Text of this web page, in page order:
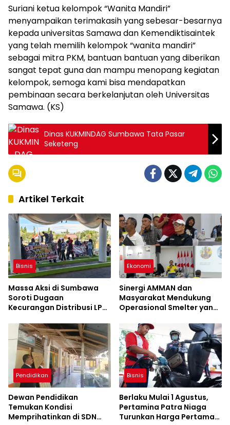
Suriani ketua kelompok “Wanita Mandiri”
menyampaikan terimakasih yang sebesar-besarnya
kepada universitas Samawa dan Kemendiktisaintek
yang telah memilih kelompok “wanita mandiri”
sebagai mitra PKM, bantuan bantuan yang diberikan
sangat tepat guna dan mampu menopang kegiatan
kelompok, semoga kami bisa mendapatkan
pembinaan secara berkelanjutan oleh Universitas
Samawa. (KS)
Dinas KUKMINDAG Sumbawa Tata Pasar
Seketeng
Artikel Terkait
Bisnis
Massa Aksi di Sumbawa
Soroti Dugaan
Kecurangan Distribusi LPG
Fiktif
Ekonomi
Sinergi AMMAN dan
Masyarakat Mendukung
Operasional Smelter yang
Pendidikan
Dewan Pendidikan
Temukan Kondisi
Memprihatinkan di SDN
Bisnis
Berlaku Mulai 1 Agustus,
Pertamina Patra Niaga
Turunkan Harga Pertamax